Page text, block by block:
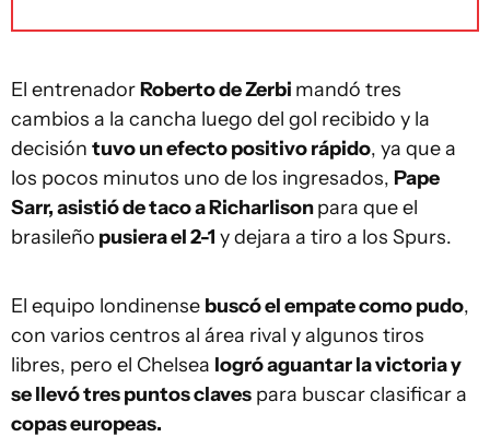
El entrenadorRoberto de Zerbi mandó tres
cambios a la cancha luego del gol recibido y la
decisión tuvo un efecto positivo rápido, ya que a
los pocos minutos uno de los ingresados, Pape
Sarr, asistió de taco a Richarlisonpara que el
brasileño pusiera el 2-1 y dejara a tiro a los Spurs.
El equipo londinense buscó el empate como pudo,
con varios centros al área rival y algunos tiros
libres, pero el Chelsea logró aguantar la victoria y
se llevó tres puntos claves para buscar clasificar a
copas europeas.